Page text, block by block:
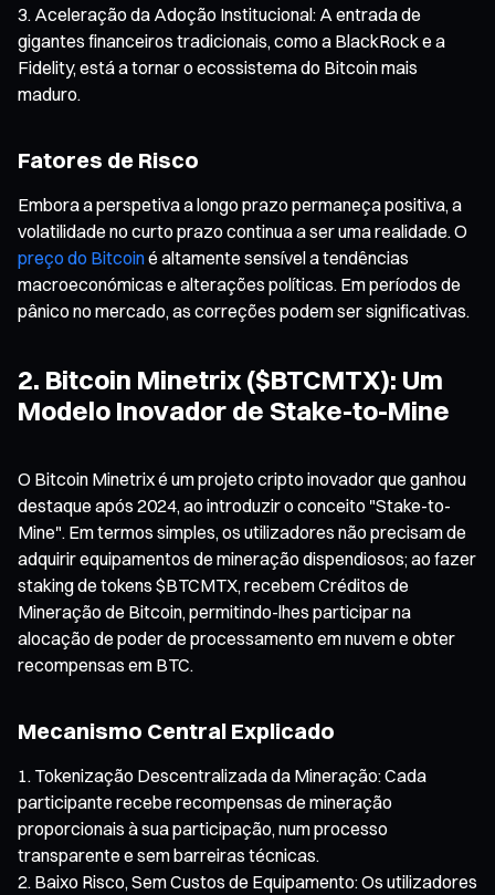
Aceleração da Adoção Institucional: A entrada de
gigantes financeiros tradicionais, como a BlackRock e a
Fidelity, está a tornar o ecossistema do Bitcoin mais
maduro.
Fatores de Risco
Embora a perspetiva a longo prazo permaneça positiva, a
volatilidade no curto prazo continua a ser uma realidade. O
preço do Bitcoiné altamente sensível a tendências
macroeconómicas e alterações políticas. Em períodos de
pânico no mercado, as correções podem ser significativas.
2. Bitcoin Minetrix ($BTCMTX): Um
Modelo Inovador de Stake-to-Mine
O Bitcoin Minetrix é um projeto cripto inovador que ganhou
destaque após 2024, ao introduzir o conceito "Stake-to-
Mine". Em termos simples, os utilizadores não precisam de
adquirir equipamentos de mineração dispendiosos; ao fazer
staking de tokens $BTCMTX, recebem Créditos de
Mineração de Bitcoin, permitindo-lhes participar na
alocação de poder de processamento em nuvem e obter
recompensas em BTC.
Mecanismo Central Explicado
Tokenização Descentralizada da Mineração: Cada
participante recebe recompensas de mineração
proporcionais à sua participação, num processo
transparente e sem barreiras técnicas.
Baixo Risco, Sem Custos de Equipamento: Os utilizadores